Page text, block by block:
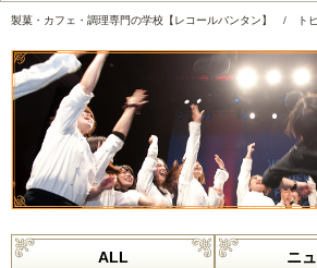
製菓・カフェ・調理専門の学校【レコールバンタン】 / ト
ALL ニ